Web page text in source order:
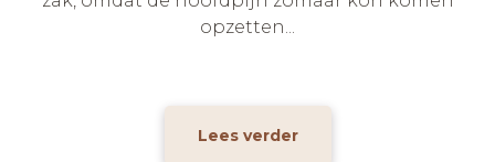
opzetten...
Lees verder